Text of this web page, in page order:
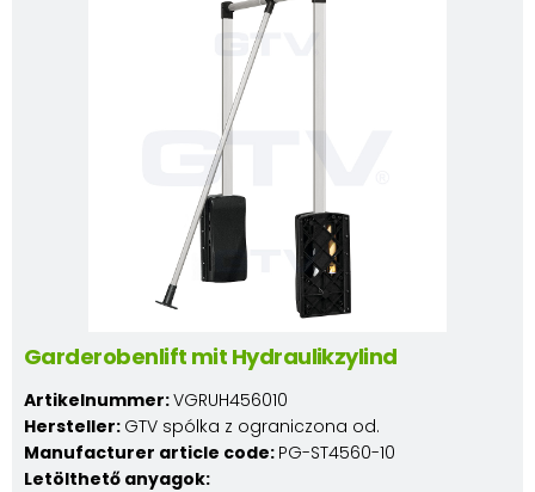
Garderobenlift mit Hydraulikzylind
Artikelnummer:VGRUH456010
Hersteller: GTV spólka z ograniczona od.
Manufacturer article code: PG-ST4560-10
Letölthető anyagok: